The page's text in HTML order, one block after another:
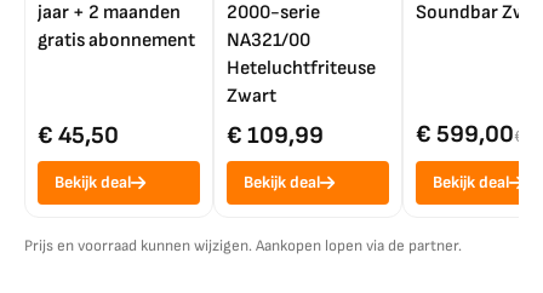
jaar + 2 maanden
gratis abonnement
€ 45,50
Bekijk deal
2000-serie
NA321/00
Heteluchtfriteuse
Zwart
€ 109,99
Bekijk deal
Soundbar
€ 599,00€
Bekijk deal
Prijs en voorraad kunnen wijzigen. Aankopen lopen via de partner.